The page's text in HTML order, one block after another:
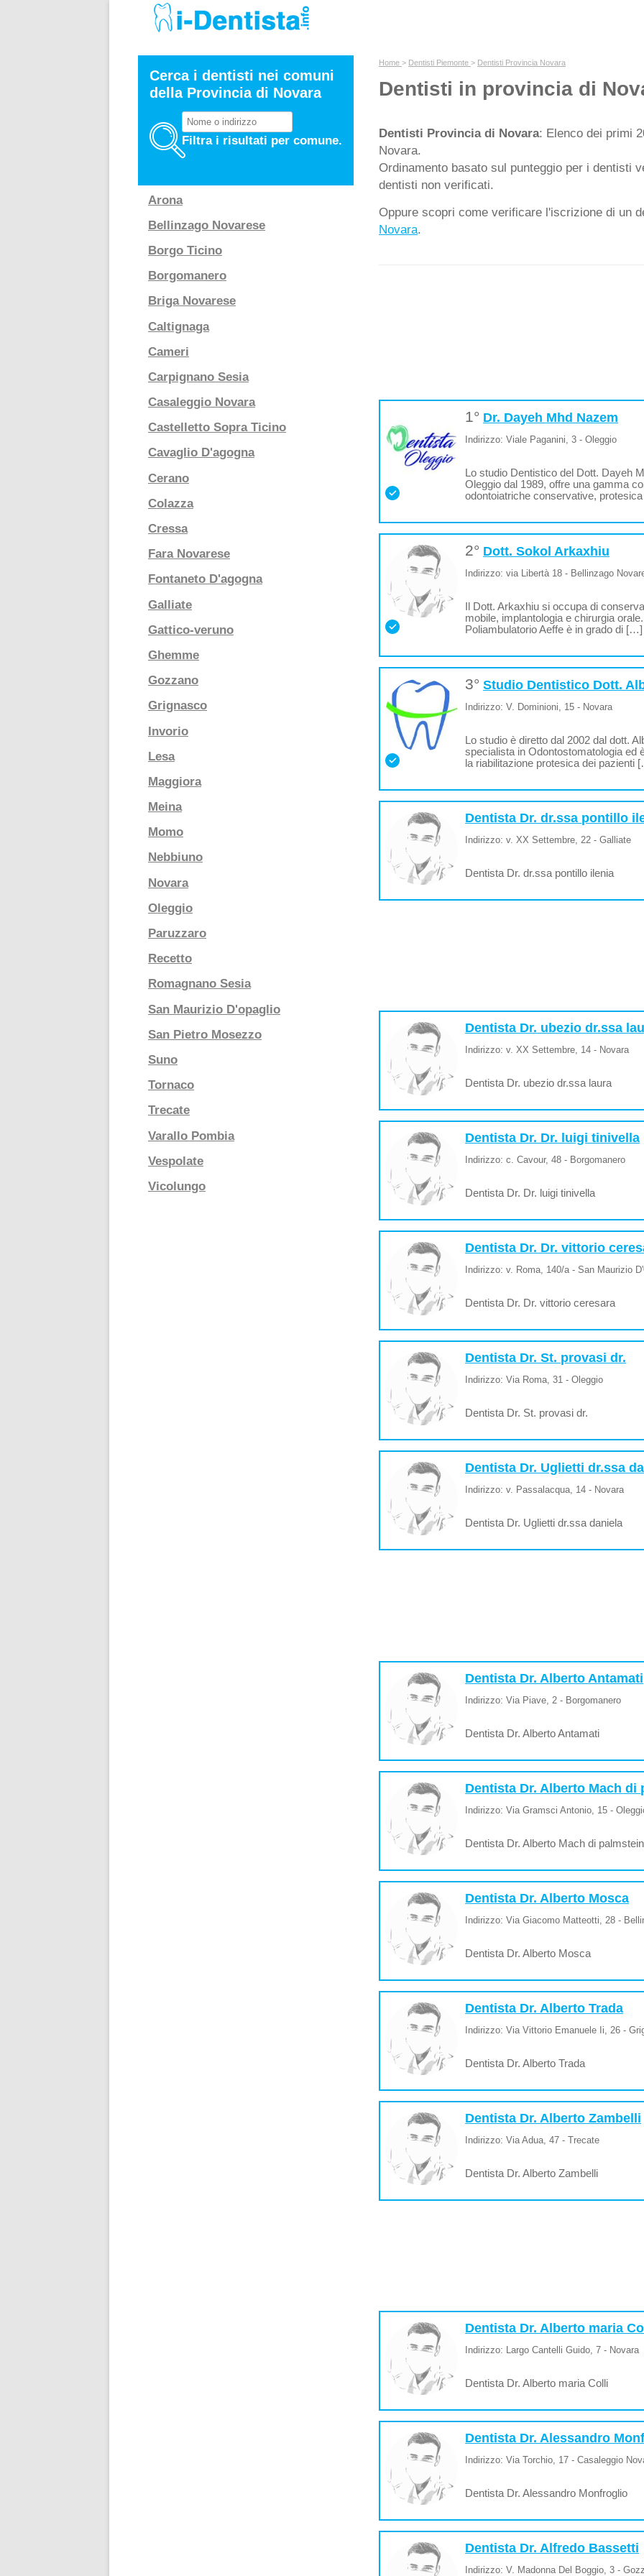
Home > Dentisti Piemonte > Dentisti Provincia Novara
Dentisti in provincia di
Dentisti Provincia di Novara: Elenco dei primi
Novara.
Ordinamento basato sul punteggio per i dentisti
dentisti non verificati.
Oppure scopri come verificare l'iscrizione di un
Novara.
1° Dr. Dayeh Mhd Nazem
Indirizzo: Viale Paganini, 3 - Oleggio
Lo studio Dentistico del Dott. Dayeh
Oleggio dal 1989, offre una gamma
odontoiatriche conservative,
2° Dott. Sokol Arkaxhiu
Indirizzo: via Libertà 18 - Bellinzago
Il Dott. Arkaxhiu si occupa di
mobile, implantologia e chirurgia
Poliambulatorio Aeffe è in grado di […]
3° Studio Dentistico Dott.
Indirizzo: V. Dominioni, 15 - Novara
Lo studio è diretto dal 2002 dal dott.
specialista in Odontostomatologia ed
la riabilitazione protesica dei pazienti
Dentista Dr. dr.ssa pontillo
Indirizzo: v. XX Settembre, 22 - Galliate
Dentista Dr. dr.ssa pontillo ilenia
Dentista Dr. ubezio dr.ssa
Indirizzo: v. XX Settembre, 14 - Novara
Dentista Dr. ubezio dr.ssa laura
Dentista Dr. Dr. luigi tinivella
Indirizzo: c. Cavour, 48 - Borgomanero
Dentista Dr. Dr. luigi tinivella
Dentista Dr. Dr. vittorio
Indirizzo: v. Roma, 140/a - San Maurizio
Dentista Dr. Dr. vittorio ceresara
Dentista Dr. St. provasi dr.
Indirizzo: Via Roma, 31 - Oleggio
Dentista Dr. St. provasi dr.
Dentista Dr. Uglietti dr.ssa
Indirizzo: v. Passalacqua, 14 - Novara
Dentista Dr. Uglietti dr.ssa daniela
Dentista Dr. Alberto Antamati
Indirizzo: Via Piave, 2 - Borgomanero
Dentista Dr. Alberto Antamati
Dentista Dr. Alberto Mach di
Indirizzo: Via Gramsci Antonio, 15 -
Dentista Dr. Alberto Mach di palmstein
Dentista Dr. Alberto Mosca
Indirizzo: Via Giacomo Matteotti, 28 -
Dentista Dr. Alberto Mosca
Dentista Dr. Alberto Trada
Indirizzo: Via Vittorio Emanuele Ii, 26 -
Dentista Dr. Alberto Trada
Dentista Dr. Alberto Zambelli
Indirizzo: Via Adua, 47 - Trecate
Dentista Dr. Alberto Zambelli
Dentista Dr. Alberto maria
Indirizzo: Largo Cantelli Guido, 7 - Novara
Dentista Dr. Alberto maria Colli
Dentista Dr. Alessandro
Indirizzo: Via Torchio, 17 - Casaleggio
Dentista Dr. Alessandro Monfroglio
Dentista Dr. Alfredo Bassetti
Indirizzo: V. Madonna Del Boggio, 3 -
Cerca i dentisti nei comuni
della Provincia di Novara
Filtra i risultati per comune.
Arona
Bellinzago Novarese
Borgo Ticino
Borgomanero
Briga Novarese
Caltignaga
Cameri
Carpignano Sesia
Casaleggio Novara
Castelletto Sopra Ticino
Cavaglio D'agogna
Cerano
Colazza
Cressa
Fara Novarese
Fontaneto D'agogna
Galliate
Gattico-veruno
Ghemme
Gozzano
Grignasco
Invorio
Lesa
Maggiora
Meina
Momo
Nebbiuno
Novara
Oleggio
Paruzzaro
Recetto
Romagnano Sesia
San Maurizio D'opaglio
San Pietro Mosezzo
Suno
Tornaco
Trecate
Varallo Pombia
Vespolate
Vicolungo